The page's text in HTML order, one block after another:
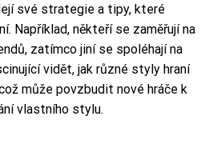
své strategie a tipy, které
Například, někteří se zaměřují na
zatímco jiní se spoléhají na
vidět, jak různé styly hraní
může povzbudit nové hráče k
vlastního stylu.